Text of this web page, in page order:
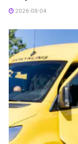
darbų gali
įsivertinti
apylanka,
važiavimo
2026-08-04